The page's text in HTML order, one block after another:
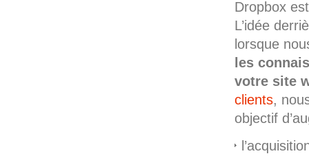
Dropbox
L’idée
lorsque
les
votre site
clients,
objectif